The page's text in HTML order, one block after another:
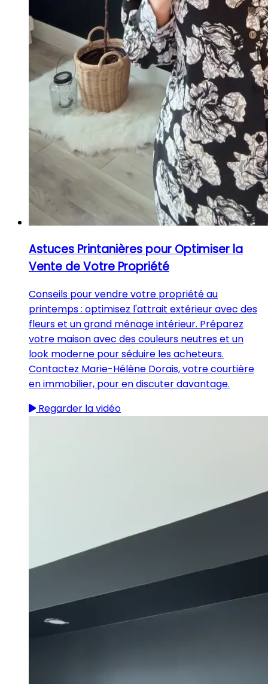
Astuces Printanières pour Optimiser la
Vente de Votre Propriété
Conseils pour vendre votre propriété au
printemps : optimisez l'attrait extérieur avec des
fleurs et un grand ménage intérieur. Préparez
votre maison avec des couleurs neutres et un
look moderne pour séduire les acheteurs.
Contactez Marie-Hélène Dorais, votre courtière
en immobilier, pour en discuter davantage.
Regarder la vidéo